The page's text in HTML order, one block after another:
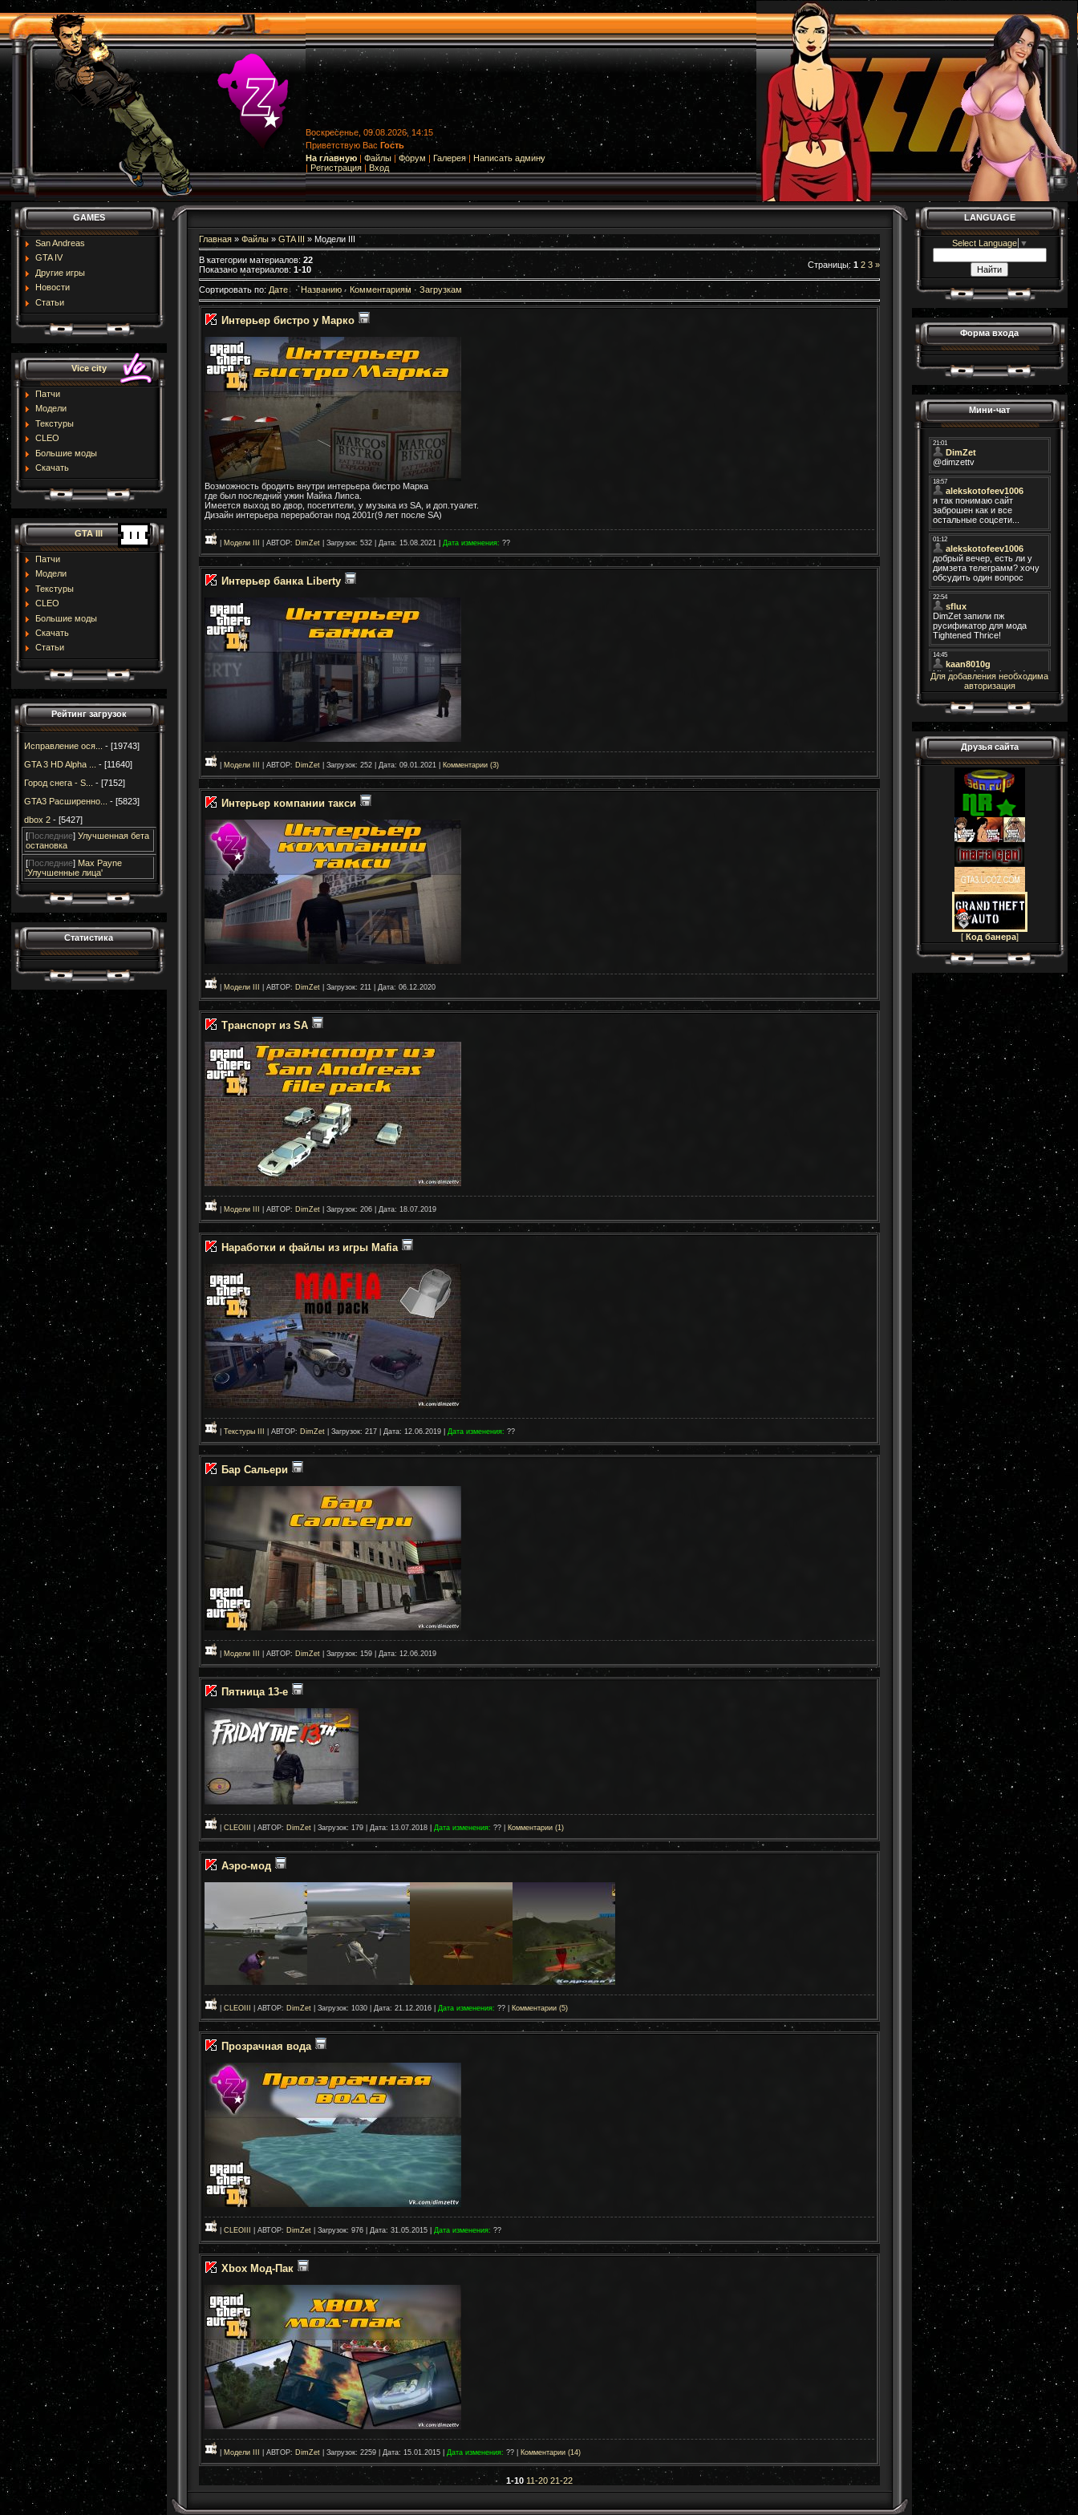
Воскресенье, 09.08.2026, 14:15
Приветствую Вас Гость
На главную | Файлы |Форум | Галерея| Написать админу
| Регистрация | Вход
GAMES
San Andreas
GTA IV
Другие игры
Новости
Статьи
Vice city
Патчи
Модели
Текстуры
CLEO
Большие моды
Скачать
GTA III
Патчи
Модели
Текстуры
CLEO
Большие моды
Скачать
Статьи
Рейтинг загрузок
Исправление ося...
- [19743]
GTA 3 HD Alpha ...
- [11640]
Город снега - S...
- [7152]
GTA3 Расширенно...
- [5823]
dbox 2- [5427]
[Последние] Улучшенная бета
остановка
[Последние] Max Payne
'Улучшенные лица'
Статистика
Главная» Файлы» GTA III » Модели III
В категории материалов: 22
Показано материалов: 1-10 Страницы: 1 2 3 »
Сортировать по: Дате · Названию· Комментариям · Загрузкам
Интерьер бистро у Марко
Возможность бродить внутри интерьера бистро Марка
где был последний ужин Майка Липса.
Имеется выход во двор, посетители, у музыка из SA, и доп.туалет.
Дизайн интерьера переработан под 2001г(9 лет после SA)
| Модели III | АВТОР: DimZet| Загрузок: 532 | Дата: 15.08.2021| Дата изменения: ??
Интерьер банка Liberty
| Модели III | АВТОР: DimZet| Загрузок: 252 | Дата: 09.01.2021| Комментарии (3)
Интерьер компании такси
| Модели III | АВТОР: DimZet| Загрузок: 211 | Дата: 06.12.2020
Транспорт из SA
| Модели III | АВТОР: DimZet| Загрузок: 206 | Дата: 18.07.2019
Наработки и файлы из игры Mafia
| Текстуры III | АВТОР: DimZet| Загрузок: 217 | Дата: 12.06.2019| Дата изменения: ??
Бар Сальери
| Модели III | АВТОР: DimZet| Загрузок: 159 | Дата: 12.06.2019
Пятница 13-е
| CLEOIII | АВТОР: DimZet| Загрузок: 179 | Дата: 13.07.2018| Дата изменения: ?? | Комментарии (1)
Аэро-мод
| CLEOIII | АВТОР: DimZet| Загрузок: 1030 | Дата: 21.12.2016| Дата изменения: ?? | Комментарии (5)
Прозрачная вода
| CLEOIII | АВТОР: DimZet| Загрузок: 976 | Дата: 31.05.2015| Дата изменения: ??
Xbox Мод-Пак
| Модели III | АВТОР: DimZet| Загрузок: 2259 | Дата: 15.01.2015| Дата изменения: ?? | Комментарии (14)
1-10 11-20 21-22
LANGUAGE
Select Language ▼
Форма входа
Мини-чат
Для добавления необходима
авторизация
Друзья сайта
[ Код банера]